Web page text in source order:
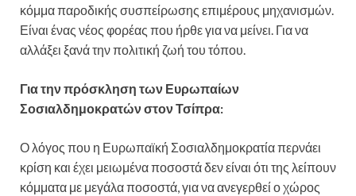
κόμμα παροδικής συσπείρωσης επιμέρους μηχανισμών.
Είναι ένας νέος φορέας που ήρθε για να μείνει. Για να
αλλάξει ξανά την πολιτική ζωή του τόπου.
Για την πρόσκληση των Ευρωπαίων
Σοσιαλδημοκρατών στον Τσίπρα:
Ο λόγος που η Ευρωπαϊκή Σοσιαλδημοκρατία περνάει
κρίση και έχει μειωμένα ποσοστά δεν είναι ότι της λείπουν
κόμματα με μεγάλα ποσοστά, για να ανεγερθεί ο χώρος